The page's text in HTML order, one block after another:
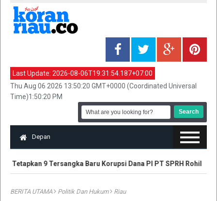
Last Update: 2026-08-06T19:31:54.187+07:00
Thu Aug 06 2026 13:50:20 GMT+0000 (Coordinated Universal
Time)1:50:20 PM
Depan
Tetapkan 9 Tersangka Baru Korupsi Dana PI PT SPRH Rohil
BERITA UTAMA Politik Dan Hukum Riau